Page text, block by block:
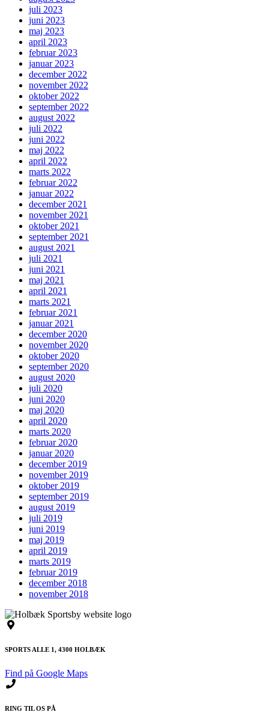
juli 2023
juni 2023
maj 2023
april 2023
februar 2023
januar 2023
december 2022
november 2022
oktober 2022
september 2022
august 2022
juli 2022
juni 2022
maj 2022
april 2022
marts 2022
februar 2022
januar 2022
december 2021
november 2021
oktober 2021
september 2021
august 2021
juli 2021
juni 2021
maj 2021
april 2021
marts 2021
februar 2021
januar 2021
december 2020
november 2020
oktober 2020
september 2020
august 2020
juli 2020
juni 2020
maj 2020
april 2020
marts 2020
februar 2020
januar 2020
december 2019
november 2019
oktober 2019
september 2019
august 2019
juli 2019
juni 2019
maj 2019
april 2019
marts 2019
februar 2019
december 2018
november 2018
SPORTS ALLE 1, 4300 HOLBÆK
Find på Google Maps
RING TIL OS PÅ